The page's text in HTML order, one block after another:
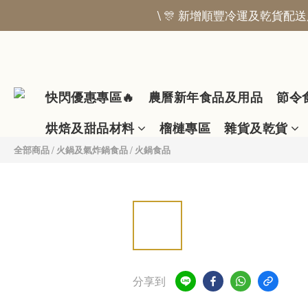
\ 🎊 新增順豐冷運及乾貨配
快閃優惠專區🔥 農曆新年食品及用品
節令
烘焙及甜品材料
榴槤專區 雜貨及乾貨
全部商品/ 火鍋及氣炸鍋食品/ 火鍋食品
分享到